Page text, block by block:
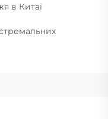
в Китаї